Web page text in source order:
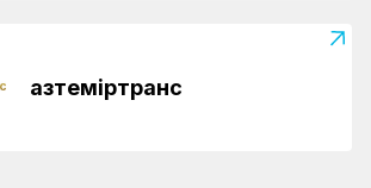
Қазтеміртранс